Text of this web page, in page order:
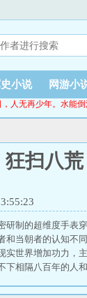
小说 网游小
人无再少年。水能
狂扫八荒
研制的超维度手表
和当朝者的认知不
实世界增加功力，
下相隔八百年的人